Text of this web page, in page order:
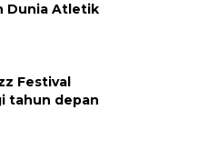
Dunia Atletik
Festival
tahun depan